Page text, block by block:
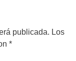
publicada. Los
*